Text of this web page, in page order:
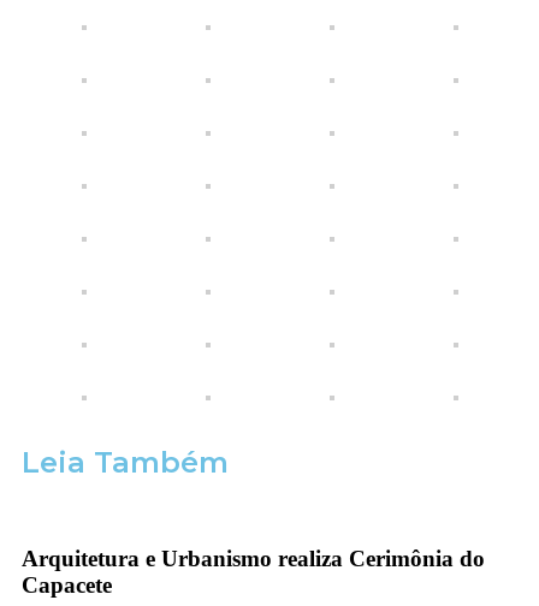
Leia Também
Arquitetura e Urbanismo realiza Cerimônia do
Capacete